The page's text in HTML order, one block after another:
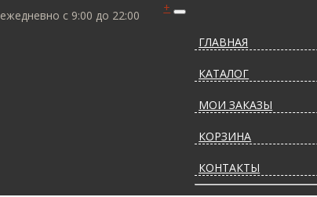
ежедневно с 9:00 до 22:00
+
ГЛАВНАЯ
КАТАЛОГ
МОИ ЗАКАЗЫ
КОРЗИНА
КОНТАКТЫ